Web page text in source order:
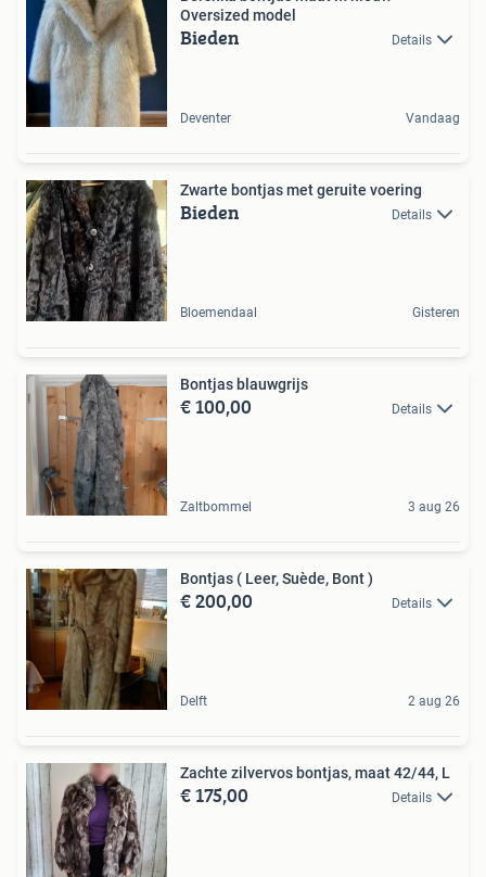
Oversized model
Bieden Details
Deventer Vandaag
Zwarte bontjas met geruite voering
Bieden Details
Bloemendaal Gisteren
Bontjas blauwgrijs
€ 100,00 Details
Zaltbommel 3 aug 26
Bontjas ( Leer, Suède, Bont )
€ 200,00 Details
Delft 2 aug 26
Zachte zilvervos bontjas, maat 42/44, L
€ 175,00 Details